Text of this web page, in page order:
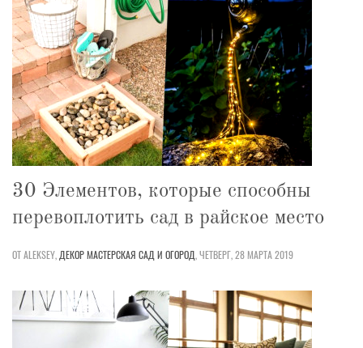
30 Элементов, которые способны
перевоплотить сад в райское место
ОТ ALEKSEY, ДЕКОРМАСТЕРСКАЯ САД И ОГОРОД,ЧЕТВЕРГ, 28 МАРТА 2019